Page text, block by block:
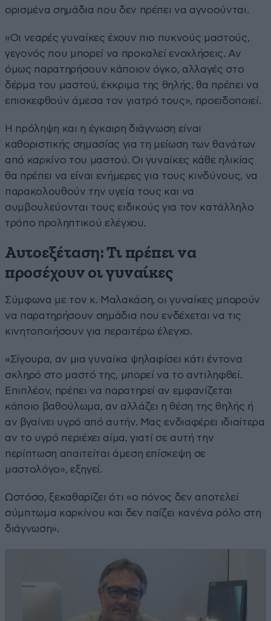
ορισμένα σημάδια που δεν πρέπει να αγνοούνται.
«Οι νεαρές γυναίκες έχουν πιο πυκνούς μαστούς,
γεγονός που μπορεί να προκαλεί ενοχλήσεις. Αν
όμως παρατηρήσουν κάποιον όγκο, αλλαγές στο
δέρμα του μαστού, έκκριμα της θηλής, θα πρέπει να
επισκεφθούν άμεσα τον γιατρό τους», προειδοποιεί.
Η πρόληψη και η έγκαιρη διάγνωση είναι
καθοριστικής σημασίας για τη μείωση των θανάτων
από καρκίνο του μαστού. Οι γυναίκες κάθε ηλικίας
θα πρέπει να είναι ενήμερες για τους κινδύνους, να
παρακολουθούν την υγεία τους και να
συμβουλεύονται τους ειδικούς για τον κατάλληλο
τρόπο προληπτικού ελέγχου.
Αυτοεξέταση: Τι πρέπει να
προσέχουν οι γυναίκες
Σύμφωνα με τον κ. Μαλακάση, οι γυναίκες μπορούν
να παρατηρήσουν σημάδια που ενδέχεται να τις
κινητοποιήσουν για περαιτέρω έλεγχο.
«Σίγουρα, αν μια γυναίκα ψηλαφίσει κάτι έντονα
σκληρό στο μαστό της, μπορεί να το αντιληφθεί.
Επιπλέον, πρέπει να παρατηρεί αν εμφανίζεται
κάποιο βαθούλωμα, αν αλλάζει η θέση της θηλής ή
αν βγαίνει υγρό από αυτήν. Μας ενδιαφέρει ιδιαίτερα
αν το υγρό περιέχει αίμα, γιατί σε αυτή την
περίπτωση απαιτείται άμεση επίσκεψη σε
μαστολόγο», εξηγεί.
Ωστόσο, ξεκαθαρίζει ότι «ο πόνος δεν αποτελεί
σύμπτωμα καρκίνου και δεν παίζει κανένα ρόλο στη
διάγνωση».